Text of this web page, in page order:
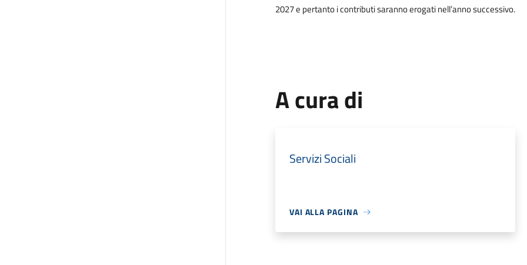
2027 e pertanto i contributi saranno erogati nell’anno successivo.
A cura di
Servizi Sociali
VAI ALLA PAGINA